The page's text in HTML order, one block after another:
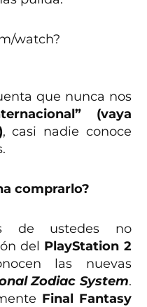
watch?
que nunca nos
(vaya
, casi nadie conoce
comprarlo?
de ustedes no
del PlayStation 2
las nuevas
Zodiac System.
Final Fantasy